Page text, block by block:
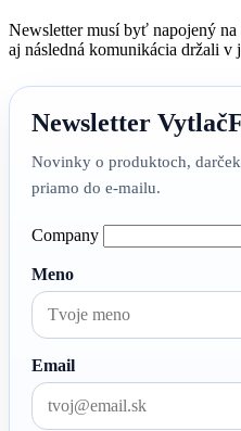
Newsletter musí byť napojený
aj následná komunikácia držali v
Newsletter
Novinky o produktoch,
priamo do e-mailu.
Company
Meno
Email